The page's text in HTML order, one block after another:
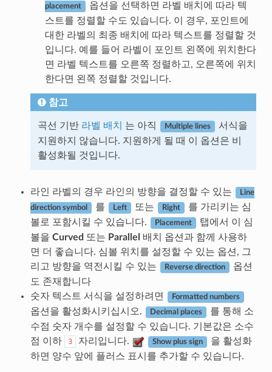
placement
옵션을 선택하면 라벨 배치에 따라 텍
스트를 정렬할 수도 있습니다. 이 경우, 포인트에
대한 라벨의 최종 배치에 따라 텍스트를 정렬할 것
입니다. 예를 들어 라벨이 포인트 왼쪽에 위치한다
면 라벨 텍스트를 오른쪽 정렬하고, 오른쪽에 위치
한다면 왼쪽 정렬할 것입니다.
참고
곡선 기반 라벨 배치 는 아직 Multiple lines
서식을
지원하지 않습니다. 지원하게 될 때 이 옵션은 비
활성화될 것입니다.
라인 라벨의 경우 라인의 방향을 결정할 수 있는 Line
direction symbol 를 Left 또는 Right
를 가리키는 심
볼로 포함시킬 수 있습니다.
Placement
탭에서 이 심
볼을 Curved 또는 Parallel
배치 옵션과 함께 사용하
면 더 좋습니다. 심볼 위치를 설정할 수 있는 옵션, 그
리고 방향을 역전시킬 수 있는
Reverse direction
옵션
도 존재합니다
숫자 텍스트 서식을 설정하려면
Formatted numbers
옵션을 활성화시키십시오. Decimal places
를 통해 소
수점 숫자 개수를 설정할 수 있습니다. 기본값은 소수
점 이하
3 자리입니다. Show plus sign
을 활성화
하면 양수 앞에 플러스 표시를 추가할 수 있습니다.